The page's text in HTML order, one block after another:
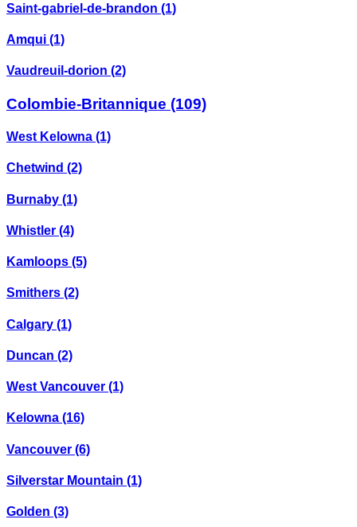
Saint-gabriel-de-brandon (1)
Amqui (1)
Vaudreuil-dorion (2)
Colombie-Britannique (109)
West Kelowna (1)
Chetwind (2)
Burnaby (1)
Whistler (4)
Kamloops (5)
Smithers (2)
Calgary (1)
Duncan (2)
West Vancouver (1)
Kelowna (16)
Vancouver (6)
Silverstar Mountain (1)
Golden (3)